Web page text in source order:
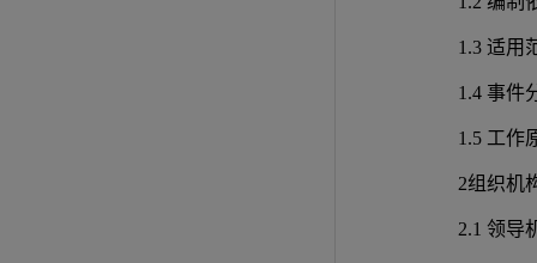
1.3 适用
1.4 事件
1.5 工作
2组织机
2.1 领导